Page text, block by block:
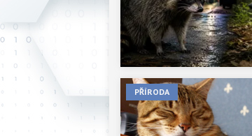
PŘÍRODA